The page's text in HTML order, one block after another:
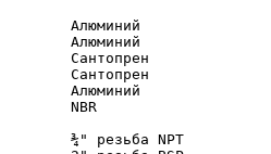
Алюминий
Алюминий
Сантопрен
Сантопрен
Алюминий
¾" резьба NPT